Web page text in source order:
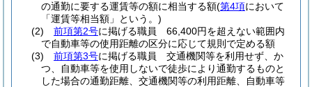
の通勤に要する運賃等の額に相当する額(第4項において
「運賃等相当額」という。)
(2)
前項第2号に掲げる職員 66,400円を超えない範囲内
で自動車等の使用距離の区分に応じて規則で定める額
(3)
前項第3号に掲げる職員 交通機関等を利用せず、か
つ、自動車等を使用しないで徒歩により通勤するものと
した場合の通勤距離、交通機関等の利用距離、自動車等